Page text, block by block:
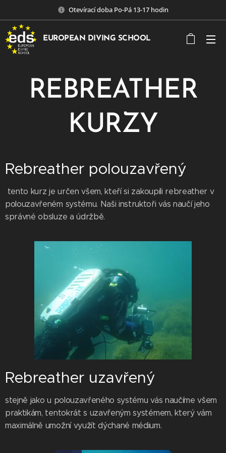
Otevírací doba Po-Pá 13-17 hodin
EUROPEAN DIVING SCHOOL
REBREATHER
KURZY
Rebreather polouzavřený
tento kurz je určen všem, kteří si zakoupili rebreather v
polouzavřeném systému. Naši instruktoři vás naučí jeho
správné obsluze a údržbě.
Rebreather uzavřený
stejně jako u polouzavřeného systému vás naučíme všem
praktikám, tentokrát s uzavřeným systémem, který vám
maximálně umožní využít dýchané médium.